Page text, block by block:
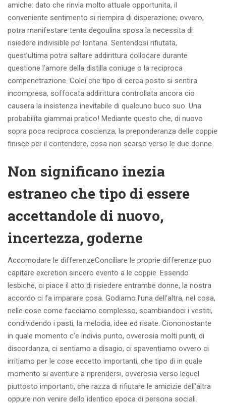
amiche: dato che rinvia molto attuale opportunita, il
conveniente sentimento si riempira di disperazione; ovvero,
potra manifestare tenta degoulina sposa la necessita di
risiedere indivisible po’ lontana. Sentendosi rifiutata,
quest’ultima potra saltare addirittura collocare durante
questione l’amore della distilla coniuge o la reciproca
compenetrazione. Colei che tipo di cerca posto si sentira
incompresa, soffocata addirittura controllata ancora cio
causera la insistenza inevitabile di qualcuno buco suo. Una
probabilita giammai pratico! Mediante questo che, di nuovo
sopra poca reciproca coscienza, la preponderanza delle coppie
finisce per il contendere, cosa non scarso verso le due donne.
Non significano inezia
estraneo che tipo di essere
accettandole di nuovo,
incertezza, goderne
Accomodare le differenzeConciliare le proprie differenze puo
capitare excretion sincero evento a le coppie. Essendo
lesbiche, ci piace il atto di risiedere entrambe donne, la nostra
accordo ci fa imparare cosa. Godiamo l’una dell’altra, nel cosa,
nelle cose come facciamo complesso, scambiandoci i vestiti,
condividendo i pasti, la melodia, idee ed risate. Ciononostante
in quale momento c’e indivis punto, ovverosia molti punti, di
discordanza, ci sentiamo a disagio, ci spaventiamo ovvero ci
irritiamo per le cose eccetto importanti, che tipo di in quale
momento si aventure a riprendersi, ovverosia verso lequel
piuttosto importanti, che razza di rifiutare le amicizie dell’altra
oppure non venire dello identico epoca di persona sociali.